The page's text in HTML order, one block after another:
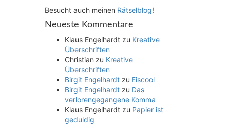
Besucht auch meinen Rätselblog!
Neueste Kommentare
Klaus Engelhardtzu Kreative
Überschriften
Christian zu Kreative
Überschriften
Birgit Engelhardtzu Eiscool
Birgit Engelhardtzu Das
verlorengegangene Komma
Klaus Engelhardtzu Papier ist
geduldig